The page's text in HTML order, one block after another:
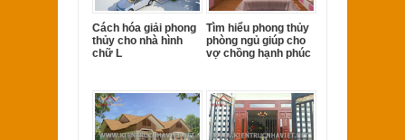
Cách hóa giải phong
thủy cho nhà hình
chữ L
Tìm hiểu phong thủy
phòng ngủ giúp cho
vợ chồng hạnh phúc